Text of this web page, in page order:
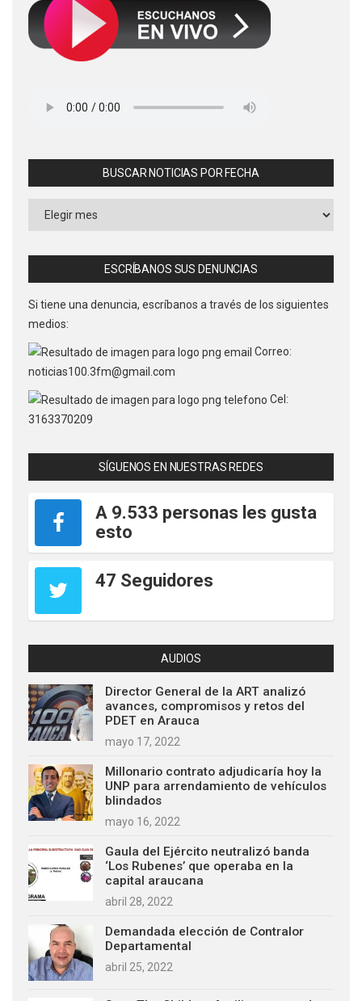
BUSCAR NOTICIAS POR FECHA
Buscar
ESCRÍBANOS SUS DENUNCIAS
Si tiene una denuncia, escríbanos a través de los siguientes
medios:
Correo:
noticias100.3fm@gmail.com
Cel:
3163370209
SÍGUENOS EN NUESTRAS REDES
A 9.533 personas les gusta
esto
47 Seguidores
AUDIOS
Director General de la ART analizó
avances, compromisos y retos del
PDET en Arauca
mayo 17, 2022
Millonario contrato adjudicaría hoy la
UNP para arrendamiento de vehículos
blindados
mayo 16, 2022
Gaula del Ejército neutralizó banda
‘Los Rubenes’ que operaba en la
capital araucana
abril 28, 2022
Demandada elección de Contralor
Departamental
abril 25, 2022